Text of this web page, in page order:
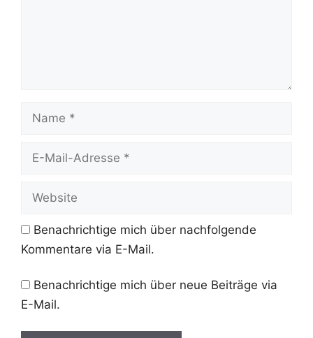
Name
Website
Benachrichtige mich über nachfolgende
Kommentare via E-Mail.
Benachrichtige mich über neue Beiträge via
E-Mail.